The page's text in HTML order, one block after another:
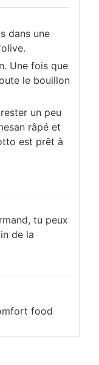
dans une
Une fois que
le bouillon
un peu
râpé et
est prêt à
tu peux
de la
food